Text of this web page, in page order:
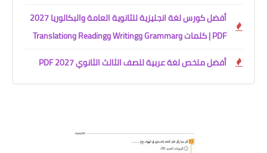
أفضل كورس لغة انجليزية للثانوية العامة والبكالوريا 2027
PDF | كلمات وGrammar وWriting وReading وTranslation
أفضل ملخص لغة عربية للصف الثالث الثانوي 2027 PDF